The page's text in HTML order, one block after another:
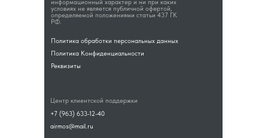
информационный характер и ни при каких
условиях не является публичной офертой,
определяемой положениями статьи 437 ГК
РФ.
Политика обработки персональных данных
Политика Конфиденциальности
Реквизиты
Центр клиентской поддержки
+7 (963) 633-12-40
airmos@mail.ru